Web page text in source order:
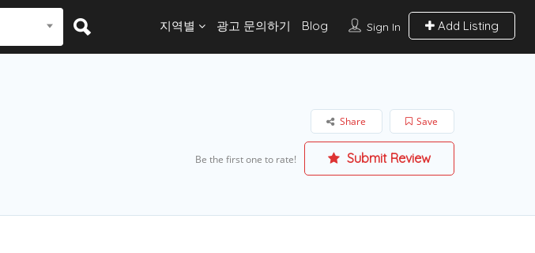
Sign In Add Listing
지역별 광고 문의하기 Blog
Save
Share
Be the first one to rate! Submit Review